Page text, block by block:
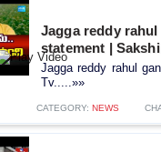
Jagga reddy
statement |
Jagga reddy rahul
Tv.....»»
CATEGORY: NEWS